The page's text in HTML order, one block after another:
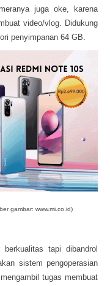
juga oke, karena
video/vlog. Didukung
penyimpanan 64 GB.
gambar: www.mi.co.id)
tapi dibandrol
sistem pengoperasian
tugas membuat